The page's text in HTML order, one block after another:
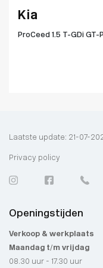
Kia
ProCeed 1.5 T-GDi GT-
Laatste update: 21-07-
Privacy policy
Openingstijden
Verkoop & werkplaats
Maandag t/m vrijdag
08.30 uur - 17.30 uur